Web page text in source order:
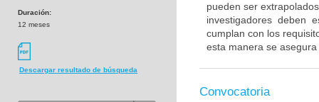
Duración:
12 meses
Descargar resultado de búsqueda
pueden ser
investigadores deben
cumplan con los
esta manera se
Convocatoria